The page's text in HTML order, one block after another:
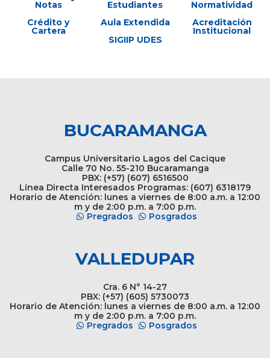
Notas
Crédito y
Cartera
Estudiantes
Aula Extendida
SIGIIP UDES
Normatividad
Acreditación
Institucional
BUCARAMANGA
Campus Universitario Lagos del Cacique
Calle 70 No. 55-210 Bucaramanga
PBX: (+57) (607) 6516500
Línea Directa Interesados Programas: (607) 6318179
Horario de Atención: lunes a viernes de 8:00 a.m. a 12:00
m y de 2:00 p.m. a 7:00 p.m.
Pregrados
Posgrados
VALLEDUPAR
Cra. 6 N° 14-27
PBX: (+57) (605) 5730073
Horario de Atención: lunes a viernes de 8:00 a.m. a 12:00
m y de 2:00 p.m. a 7:00 p.m.
Pregrados
Posgrados